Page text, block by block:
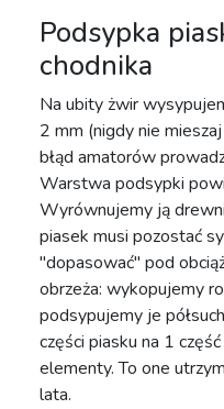
Podsypka
chodnika
Na ubity żwir
2 mm (nigdy nie
błąd amatorów
Warstwa podsypki
Wyrównujemy ją
piasek musi pozostać
"dopasować" pod
obrzeża: wykopujemy
podsypujemy je
części piasku na 1
elementy. To one
lata.